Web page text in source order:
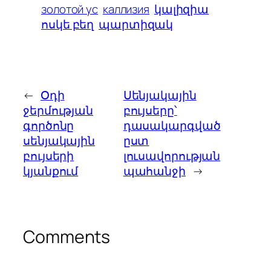
золотой ус каллизия կալիզիա
ոսկե բեղ պարտիզակ
← Օդի
ջերմության
գործոնը
սենյակային
բույսերի
կյանքում
Սենյակային
բույսերը՝
դասակարգված
ըստ
լուսավորության
պահանջի →
Comments